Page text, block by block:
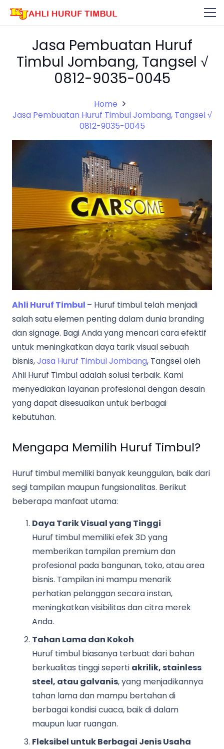
Jasa Pembuatan Huruf
Timbul Jombang, Tangsel √
0812-9035-0045
Home
Jasa Pembuatan Huruf Timbul Jombang, Tangsel √
0812-9035-0045
Ahli Huruf Timbul – Huruf timbul telah menjadi
salah satu elemen penting dalam dunia branding
dan signage. Bagi Anda yang mencari cara efektif
untuk meningkatkan daya tarik visual sebuah
bisnis,Jasa Huruf Timbul Jombang, Tangsel oleh
Ahli Huruf Timbul adalah solusi terbaik. Kami
menyediakan layanan profesional dengan desain
yang dapat disesuaikan untuk berbagai
kebutuhan.
Mengapa Memilih Huruf Timbul?
Huruf timbul memiliki banyak keunggulan, baik dari
segi tampilan maupun fungsionalitas. Berikut
beberapa manfaat utama:
Daya Tarik Visual yang Tinggi
Huruf timbul memiliki efek 3D yang
memberikan tampilan premium dan
profesional pada bangunan, toko, atau area
bisnis. Tampilan ini mampu menarik
perhatian pelanggan secara instan,
meningkatkan visibilitas dan citra merek
Anda.
Tahan Lama dan Kokoh
Huruf timbul biasanya terbuat dari bahan
berkualitas tinggi seperti akrilik, stainless
steel, atau galvanis, yang menjadikannya
tahan lama dan mampu bertahan di
berbagai kondisi cuaca, baik di dalam
maupun luar ruangan.
Fleksibel untuk Berbagai Jenis Usaha